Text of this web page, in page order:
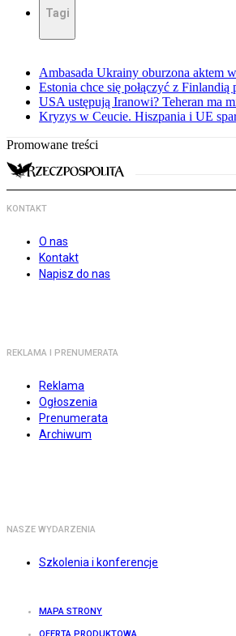
Tagi
Ambasada Ukrainy oburzona aktem
Estonia chce się połączyć z
USA ustępują Iranowi? Teheran ma
Kryzys w Ceucie. Hiszpania i UE
Promowane treści
KONTAKT
O nas
Kontakt
Napisz do nas
REKLAMA I PRENUMERATA
Reklama
Ogłoszenia
Prenumerata
Archiwum
NASZE WYDARZENIA
Szkolenia i konferencje
MAPA STRONY